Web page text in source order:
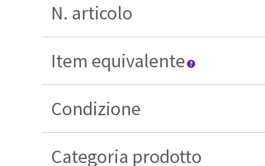
N. articolo
Item equivalente
Condizione
Categoria prodotto